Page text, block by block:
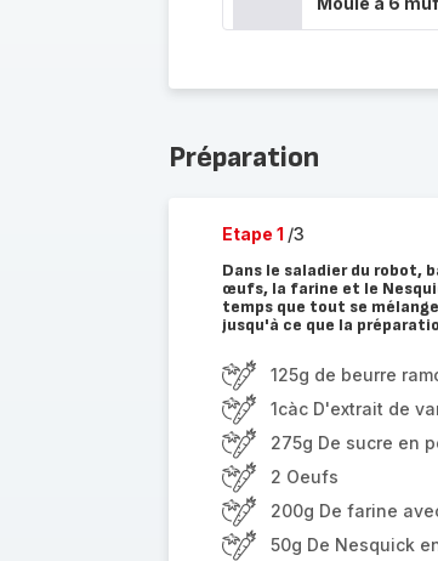
Préparation
Etape 1 /3
Dans le saladier du robot,
œufs, la farine et le
temps que tout se
jusqu'à ce que la
125g de beurre
1càc D'extrait de
275g De sucre en
2 Oeufs
200g De farine
50g De Nesquick